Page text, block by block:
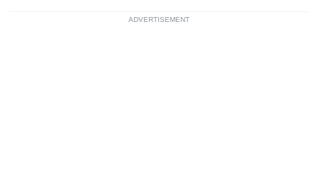
ADVERTISEMENT